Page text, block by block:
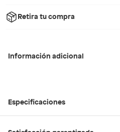
Retira tu compra
Información adicional
Especificaciones